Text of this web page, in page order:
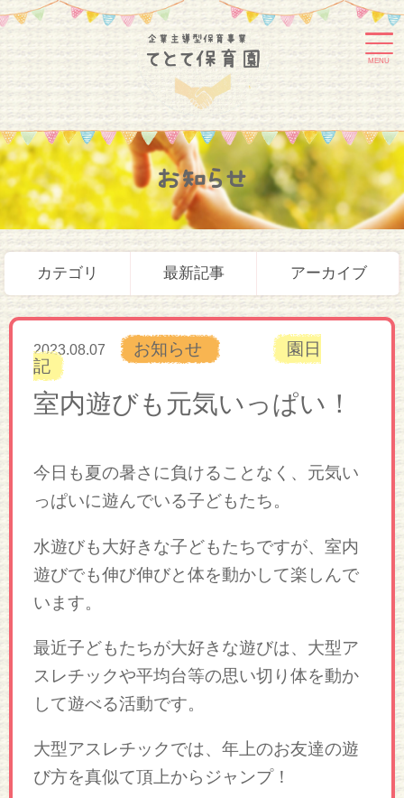
MENU
お知らせ
カテゴリ 最新記事 アーカイブ
2023.08.07 お知らせ
園日
記
室内遊びも元気いっぱい！
今日も夏の暑さに負けることなく、元気い
っぱいに遊んでいる子どもたち。
水遊びも大好きな子どもたちですが、室内
遊びでも伸び伸びと体を動かして楽しんで
います。
最近子どもたちが大好きな遊びは、大型ア
スレチックや平均台等の思い切り体を動か
して遊べる活動です。
大型アスレチックでは、年上のお友達の遊
び方を真似て頂上からジャンプ！